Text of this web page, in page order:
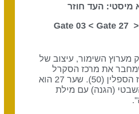
מיסטי: העד חוזר
Gate 27
השימור, עיצוב של
את מרכז הסקרל
(שער 27) למרכז הספלין (50). שער 27 הוא
(הגנה) עם מילת